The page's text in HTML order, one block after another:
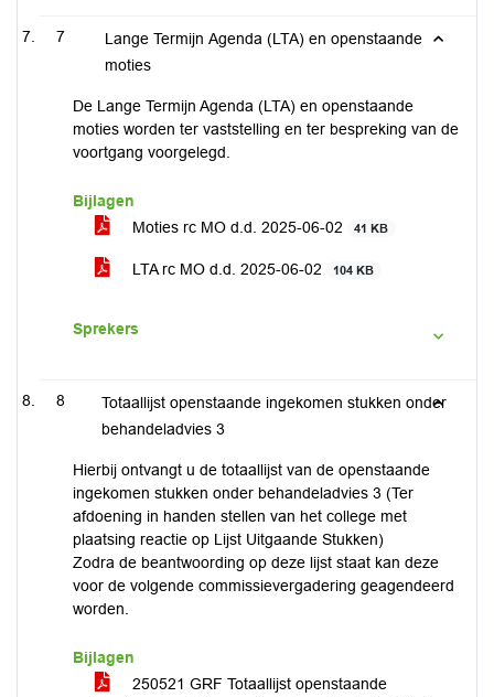
7
Lange Termijn Agenda (LTA) en openstaande
moties
De Lange Termijn Agenda (LTA) en openstaande
moties worden ter vaststelling en ter bespreking van de
voortgang voorgelegd.
Bijlagen
Moties rc MO d.d. 2025-06-02
41 KB
LTA rc MO d.d. 2025-06-02 104 KB
Sprekers
8
Totaallijst openstaande ingekomen stukken onder
behandeladvies 3
Hierbij ontvangt u de totaallijst van de openstaande
ingekomen stukken onder behandeladvies 3 (Ter
afdoening in handen stellen van het college met
plaatsing reactie op Lijst Uitgaande Stukken)
Zodra de beantwoording op deze lijst staat kan deze
voor de volgende commissievergadering geagendeerd
worden.
Bijlagen
250521 GRF Totaallijst openstaande